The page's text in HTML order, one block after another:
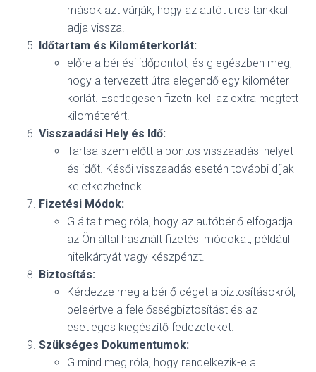
mások azt várják, hogy az autót üres tankkal
adja vissza.
Időtartam és Kilométerkorlát:
előre a bérlési időpontot, és g egészben meg,
hogy a tervezett útra elegendő egy kilométer
korlát. Esetlegesen fizetni kell az extra megtett
kilométerért.
Visszaadási Hely és Idő:
Tartsa szem előtt a pontos visszaadási helyet
és időt. Késői visszaadás esetén további díjak
keletkezhetnek.
Fizetési Módok:
G általt meg róla, hogy az autóbérlő elfogadja
az Ön által használt fizetési módokat, például
hitelkártyát vagy készpénzt.
Biztosítás:
Kérdezze meg a bérlő céget a biztosításokról,
beleértve a felelősségbiztosítást és az
esetleges kiegészítő fedezeteket.
Szükséges Dokumentumok:
G mind meg róla, hogy rendelkezik-e a